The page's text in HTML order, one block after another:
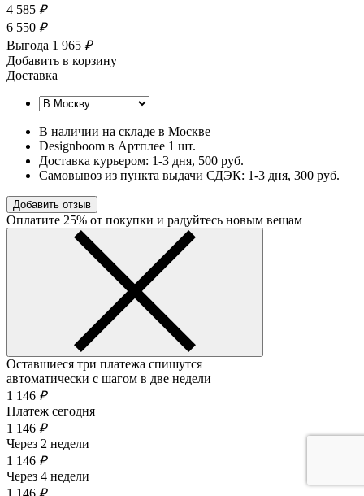
4 585 ₽
6 550 ₽
Выгода 1 965 ₽
Добавить в корзину
Доставка
В наличии на складе в Москве
Designboom в Артплее 1 шт.
Доставка курьером: 1-3 дня, 500 руб.
Самовывоз из пункта выдачи СДЭК: 1-3 дня, 300 руб.
Добавить отзыв
Оплатите 25% от покупки и радуйтесь новым вещам
Оставшиеся три платежа спишутся
автоматически с шагом в две недели
1 146 ₽
Платеж сегодня
1 146 ₽
Через 2 недели
1 146 ₽
Через 4 недели
1 146 ₽